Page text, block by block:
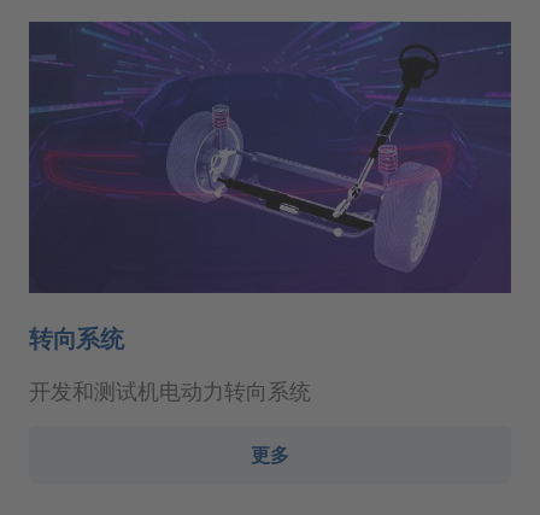
转向系统
开发和测试机电动力转向系统
更多